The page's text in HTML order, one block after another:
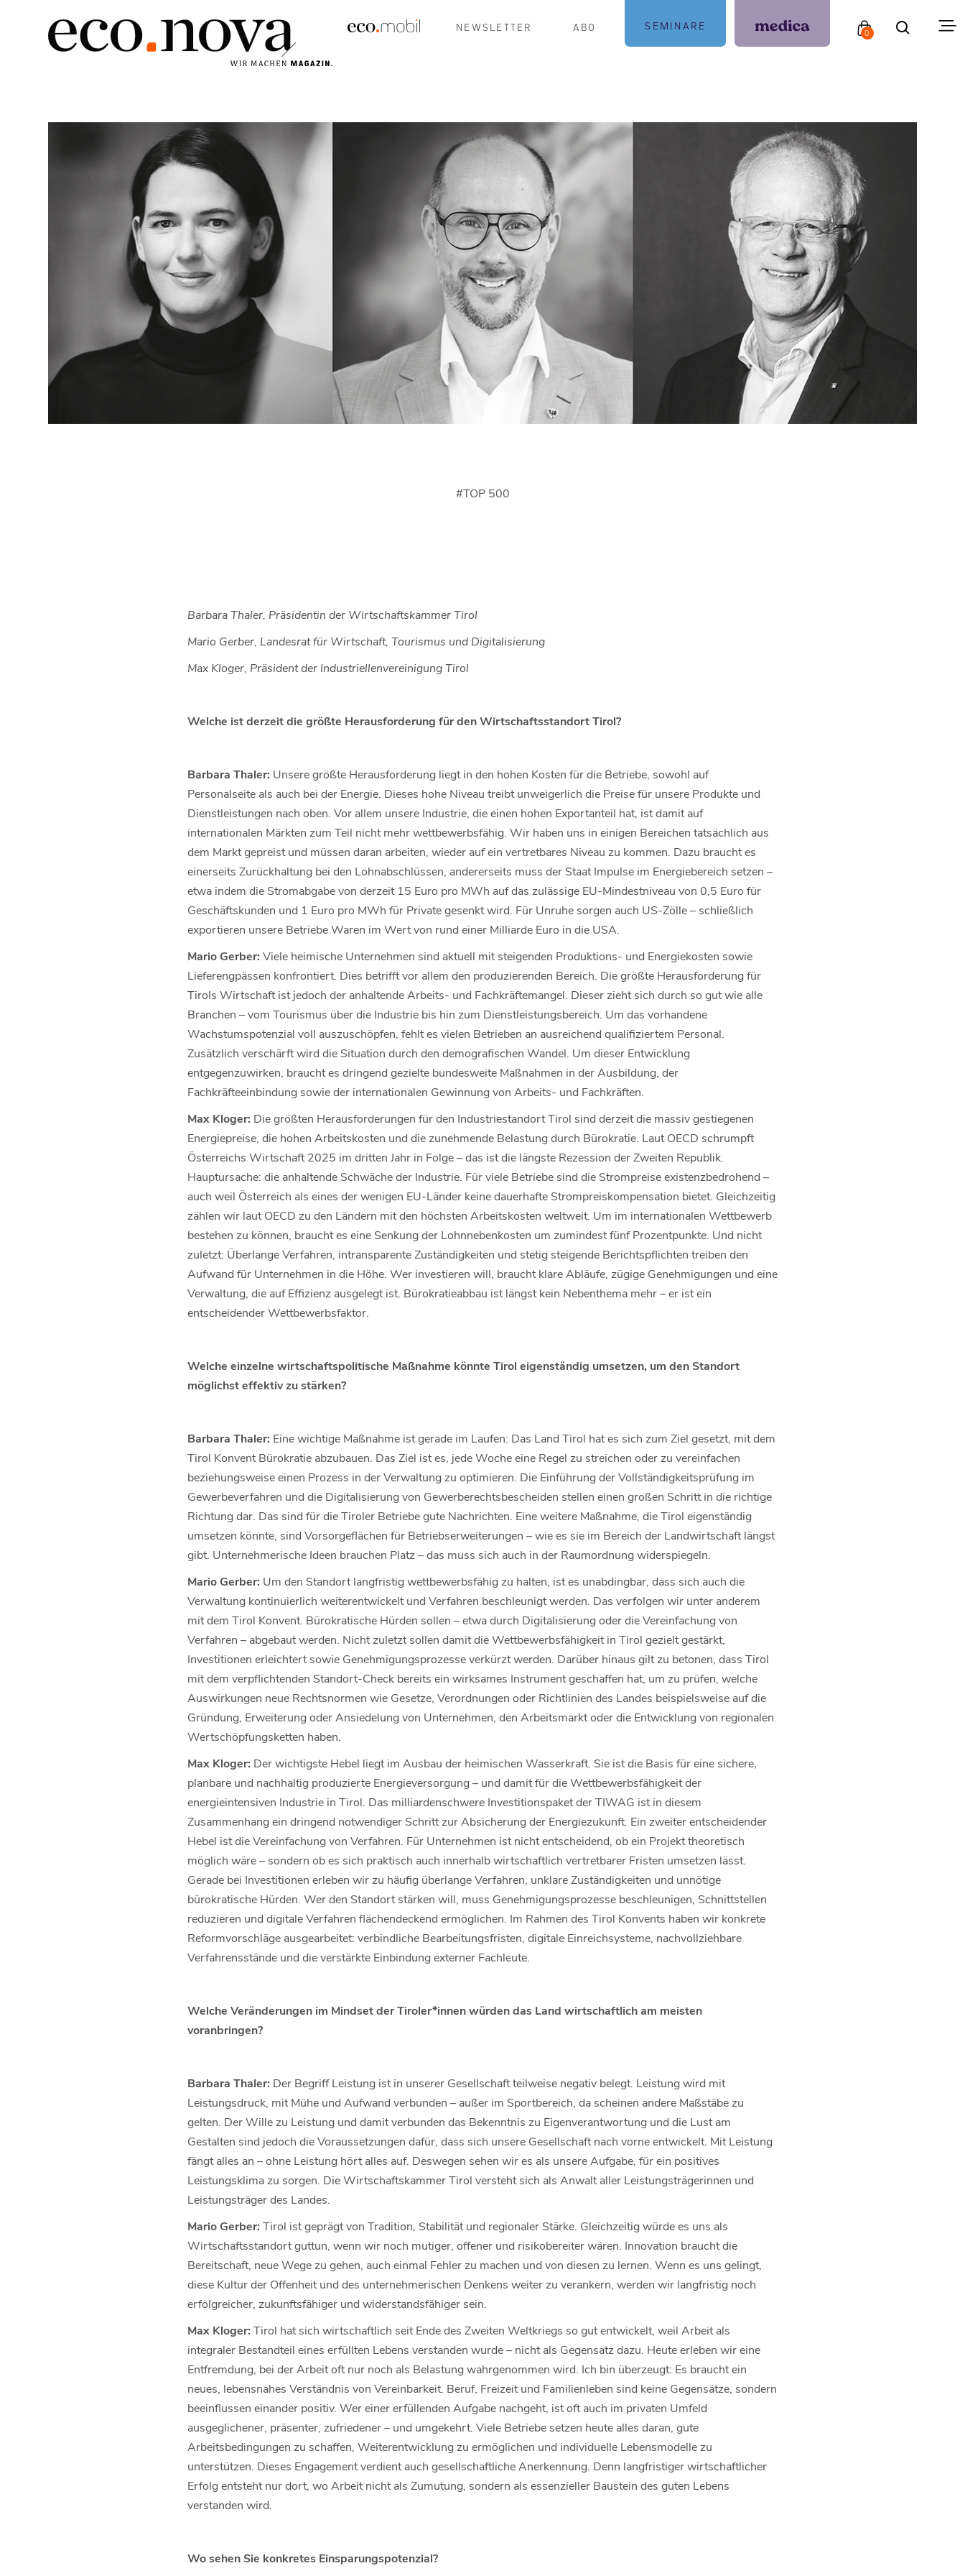
NEWSLETTER ABO SEMINARE
0
#TOP 500
Barbara Thaler, Präsidentin der Wirtschaftskammer Tirol
Mario Gerber, Landesrat für Wirtschaft, Tourismus und Digitalisierung
Max Kloger, Präsident der Industriellenvereinigung Tirol
Welche ist derzeit die größte Herausforderung für den Wirtschaftsstandort Tirol?
Barbara Thaler: Unsere größte Herausforderung liegt in den hohen Kosten für die Betriebe, sowohl auf
Personalseite als auch bei der Energie. Dieses hohe Niveau treibt unweigerlich die Preise für unsere Produkte und
Dienstleistungen nach oben. Vor allem unsere Industrie, die einen hohen Exportanteil hat, ist damit auf
internationalen Märkten zum Teil nicht mehr wettbewerbsfähig. Wir haben uns in einigen Bereichen tatsächlich aus
dem Markt gepreist und müssen daran arbeiten, wieder auf ein vertretbares Niveau zu kommen. Dazu braucht es
einerseits Zurückhaltung bei den Lohnabschlüssen, andererseits muss der Staat Impulse im Energiebereich setzen –
etwa indem die Stromabgabe von derzeit 15 Euro pro MWh auf das zulässige EU-Mindestniveau von 0,5 Euro für
Geschäftskunden und 1 Euro pro MWh für Private gesenkt wird. Für Unruhe sorgen auch US-Zölle – schließlich
exportieren unsere Betriebe Waren im Wert von rund einer Milliarde Euro in die USA.
Mario Gerber: Viele heimische Unternehmen sind aktuell mit steigenden Produktions- und Energiekosten sowie
Lieferengpässen konfrontiert. Dies betrifft vor allem den produzierenden Bereich. Die größte Herausforderung für
Tirols Wirtschaft ist jedoch der anhaltende Arbeits- und Fachkräftemangel. Dieser zieht sich durch so gut wie alle
Branchen – vom Tourismus über die Industrie bis hin zum Dienstleistungsbereich. Um das vorhandene
Wachstumspotenzial voll auszuschöpfen, fehlt es vielen Betrieben an ausreichend qualifiziertem Personal.
Zusätzlich verschärft wird die Situation durch den demografischen Wandel. Um dieser Entwicklung
entgegenzuwirken, braucht es dringend gezielte bundesweite Maßnahmen in der Ausbildung, der
Fachkräfteeinbindung sowie der internationalen Gewinnung von Arbeits- und Fachkräften.
Max Kloger: Die größten Herausforderungen für den Industriestandort Tirol sind derzeit die massiv gestiegenen
Energiepreise, die hohen Arbeitskosten und die zunehmende Belastung durch Bürokratie. Laut OECD schrumpft
Österreichs Wirtschaft 2025 im dritten Jahr in Folge – das ist die längste Rezession der Zweiten Republik.
Hauptursache: die anhaltende Schwäche der Industrie. Für viele Betriebe sind die Strompreise existenzbedrohend –
auch weil Österreich als eines der wenigen EU-Länder keine dauerhafte Strompreiskompensation bietet. Gleichzeitig
zählen wir laut OECD zu den Ländern mit den höchsten Arbeitskosten weltweit. Um im internationalen Wettbewerb
bestehen zu können, braucht es eine Senkung der Lohnnebenkosten um zumindest fünf Prozentpunkte. Und nicht
zuletzt: Überlange Verfahren, intransparente Zuständigkeiten und stetig steigende Berichtspflichten treiben den
Aufwand für Unternehmen in die Höhe. Wer investieren will, braucht klare Abläufe, zügige Genehmigungen und eine
Verwaltung, die auf Effizienz ausgelegt ist. Bürokratieabbau ist längst kein Nebenthema mehr – er ist ein
entscheidender Wettbewerbsfaktor.
Welche einzelne wirtschaftspolitische Maßnahme könnte Tirol eigenständig umsetzen, um den Standort
möglichst effektiv zu stärken?
Barbara Thaler: Eine wichtige Maßnahme ist gerade im Laufen: Das Land Tirol hat es sich zum Ziel gesetzt, mit dem
Tirol Konvent Bürokratie abzubauen. Das Ziel ist es, jede Woche eine Regel zu streichen oder zu vereinfachen
beziehungsweise einen Prozess in der Verwaltung zu optimieren. Die Einführung der Vollständigkeitsprüfung im
Gewerbeverfahren und die Digitalisierung von Gewerberechtsbescheiden stellen einen großen Schritt in die richtige
Richtung dar. Das sind für die Tiroler Betriebe gute Nachrichten. Eine weitere Maßnahme, die Tirol eigenständig
umsetzen könnte, sind Vorsorgeflächen für Betriebserweiterungen – wie es sie im Bereich der Landwirtschaft längst
gibt. Unternehmerische Ideen brauchen Platz – das muss sich auch in der Raumordnung widerspiegeln.
Mario Gerber: Um den Standort langfristig wettbewerbsfähig zu halten, ist es unabdingbar, dass sich auch die
Verwaltung kontinuierlich weiterentwickelt und Verfahren beschleunigt werden. Das verfolgen wir unter anderem
mit dem Tirol Konvent. Bürokratische Hürden sollen – etwa durch Digitalisierung oder die Vereinfachung von
Verfahren – abgebaut werden. Nicht zuletzt sollen damit die Wettbewerbsfähigkeit in Tirol gezielt gestärkt,
Investitionen erleichtert sowie Genehmigungsprozesse verkürzt werden. Darüber hinaus gilt zu betonen, dass Tirol
mit dem verpflichtenden Standort-Check bereits ein wirksames Instrument geschaffen hat, um zu prüfen, welche
Auswirkungen neue Rechtsnormen wie Gesetze, Verordnungen oder Richtlinien des Landes beispielsweise auf die
Gründung, Erweiterung oder Ansiedelung von Unternehmen, den Arbeitsmarkt oder die Entwicklung von regionalen
Wertschöpfungsketten haben.
Max Kloger: Der wichtigste Hebel liegt im Ausbau der heimischen Wasserkraft. Sie ist die Basis für eine sichere,
planbare und nachhaltig produzierte Energieversorgung – und damit für die Wettbewerbsfähigkeit der
energieintensiven Industrie in Tirol. Das milliardenschwere Investitionspaket der TIWAG ist in diesem
Zusammenhang ein dringend notwendiger Schritt zur Absicherung der Energiezukunft. Ein zweiter entscheidender
Hebel ist die Vereinfachung von Verfahren. Für Unternehmen ist nicht entscheidend, ob ein Projekt theoretisch
möglich wäre – sondern ob es sich praktisch auch innerhalb wirtschaftlich vertretbarer Fristen umsetzen lässt.
Gerade bei Investitionen erleben wir zu häufig überlange Verfahren, unklare Zuständigkeiten und unnötige
bürokratische Hürden. Wer den Standort stärken will, muss Genehmigungsprozesse beschleunigen, Schnittstellen
reduzieren und digitale Verfahren flächendeckend ermöglichen. Im Rahmen des Tirol Konvents haben wir konkrete
Reformvorschläge ausgearbeitet: verbindliche Bearbeitungsfristen, digitale Einreichsysteme, nachvollziehbare
Verfahrensstände und die verstärkte Einbindung externer Fachleute.
Welche Veränderungen im Mindset der Tiroler*innen würden das Land wirtschaftlich am meisten
voranbringen?
Barbara Thaler: Der Begriff Leistung ist in unserer Gesellschaft teilweise negativ belegt. Leistung wird mit
Leistungsdruck, mit Mühe und Aufwand verbunden – außer im Sportbereich, da scheinen andere Maßstäbe zu
gelten. Der Wille zu Leistung und damit verbunden das Bekenntnis zu Eigenverantwortung und die Lust am
Gestalten sind jedoch die Voraussetzungen dafür, dass sich unsere Gesellschaft nach vorne entwickelt. Mit Leistung
fängt alles an – ohne Leistung hört alles auf. Deswegen sehen wir es als unsere Aufgabe, für ein positives
Leistungsklima zu sorgen. Die Wirtschaftskammer Tirol versteht sich als Anwalt aller Leistungsträgerinnen und
Leistungsträger des Landes.
Mario Gerber: Tirol ist geprägt von Tradition, Stabilität und regionaler Stärke. Gleichzeitig würde es uns als
Wirtschaftsstandort guttun, wenn wir noch mutiger, offener und risikobereiter wären. Innovation braucht die
Bereitschaft, neue Wege zu gehen, auch einmal Fehler zu machen und von diesen zu lernen. Wenn es uns gelingt,
diese Kultur der Offenheit und des unternehmerischen Denkens weiter zu verankern, werden wir langfristig noch
erfolgreicher, zukunftsfähiger und widerstandsfähiger sein.
Max Kloger: Tirol hat sich wirtschaftlich seit Ende des Zweiten Weltkriegs so gut entwickelt, weil Arbeit als
integraler Bestandteil eines erfüllten Lebens verstanden wurde – nicht als Gegensatz dazu. Heute erleben wir eine
Entfremdung, bei der Arbeit oft nur noch als Belastung wahrgenommen wird. Ich bin überzeugt: Es braucht ein
neues, lebensnahes Verständnis von Vereinbarkeit. Beruf, Freizeit und Familienleben sind keine Gegensätze, sondern
beeinflussen einander positiv. Wer einer erfüllenden Aufgabe nachgeht, ist oft auch im privaten Umfeld
ausgeglichener, präsenter, zufriedener – und umgekehrt. Viele Betriebe setzen heute alles daran, gute
Arbeitsbedingungen zu schaffen, Weiterentwicklung zu ermöglichen und individuelle Lebensmodelle zu
unterstützen. Dieses Engagement verdient auch gesellschaftliche Anerkennung. Denn langfristiger wirtschaftlicher
Erfolg entsteht nur dort, wo Arbeit nicht als Zumutung, sondern als essenzieller Baustein des guten Lebens
verstanden wird.
Wo sehen Sie konkretes Einsparungspotenzial?